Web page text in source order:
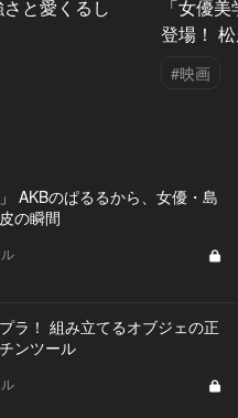
と愛くるし
「女優
登場！
#映画
AKBのぱるるから、女優・島
の瞬間
ラ！ 組み立てるオブジェの正
ンツール